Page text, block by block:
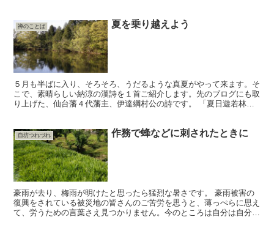
禅のことば 夏を乗り越えよう
５月も半ばに入り、そろそろ、うだるような真夏がやって来ます。そ
こで、素晴らしい納涼の漢詩を１首ご紹介します。先のブログにも取
り上げた、仙台藩４代藩主、伊達綱村公の詩です。 「夏日遊若林即
自坊つれづれ 作務で蜂などに刺されたときに
豪雨が去り、梅雨が明けたと思ったら猛烈な暑さです。 豪雨被害の
復興をされている被災地の皆さんのご苦労を思うと、薄っぺらに思え
て、労うための言葉さえ見つかりません。今のところは自分は自分に